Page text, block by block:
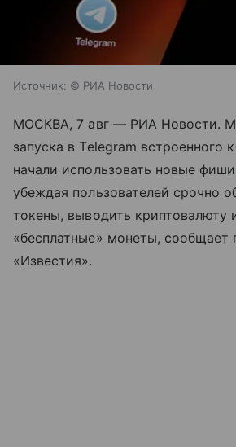
Источник: © РИА Новости
МОСКВА, 7 авг — РИА Новости.
запуска в Telegram встроенного
начали использовать новые
убеждая пользователей срочно
токены, выводить криптовалюту
«бесплатные» монеты, сообщает
«Известия».